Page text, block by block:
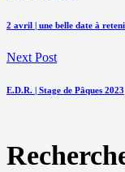
2 avril | une belle date à
Next Post
E.D.R. | Stage de Pâques 2023